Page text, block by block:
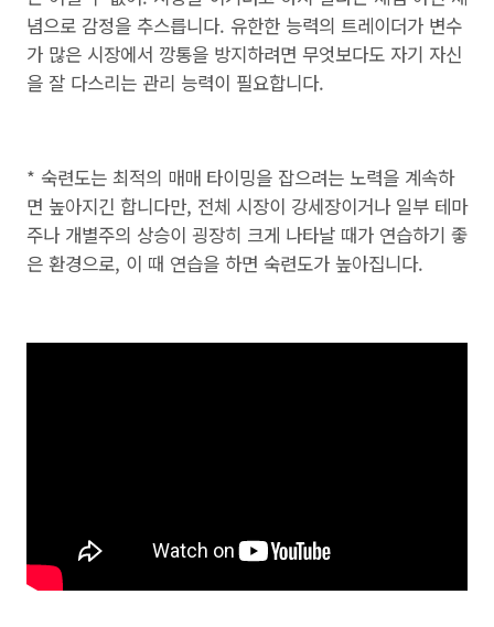
념으로 감정을 추스릅니다. 유한한 능력의 트레이더가 변수
가 많은 시장에서 깡통을 방지하려면 무엇보다도 자기 자신
을 잘 다스리는 관리 능력이 필요합니다.
* 숙련도는 최적의 매매 타이밍을 잡으려는 노력을 계속하
면 높아지긴 합니다만, 전체 시장이 강세장이거나 일부 테마
주나 개별주의 상승이 굉장히 크게 나타날 때가 연습하기 좋
은 환경으로, 이 때 연습을 하면 숙련도가 높아집니다.